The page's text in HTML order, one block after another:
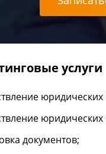
услуги
юридических
юридических
документов;